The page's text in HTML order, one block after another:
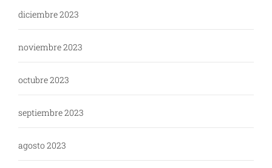
diciembre 2023
noviembre 2023
octubre 2023
septiembre 2023
agosto 2023